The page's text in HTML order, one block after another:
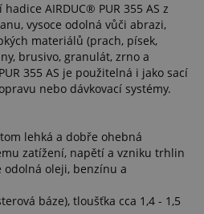
AIRDUC® PUR 355 AS z
vysoce odolná vůči abrazi,
materiálů (prach, písek,
brusivo, granulát, zrno a
355 AS je použitelná i jako sací
nebo dávkovací systémy.
lehká a dobře ohebná
zatížení, napětí a vzniku trhlin
oleji, benzínu a
báze), tloušťka cca 1,4 - 1,5